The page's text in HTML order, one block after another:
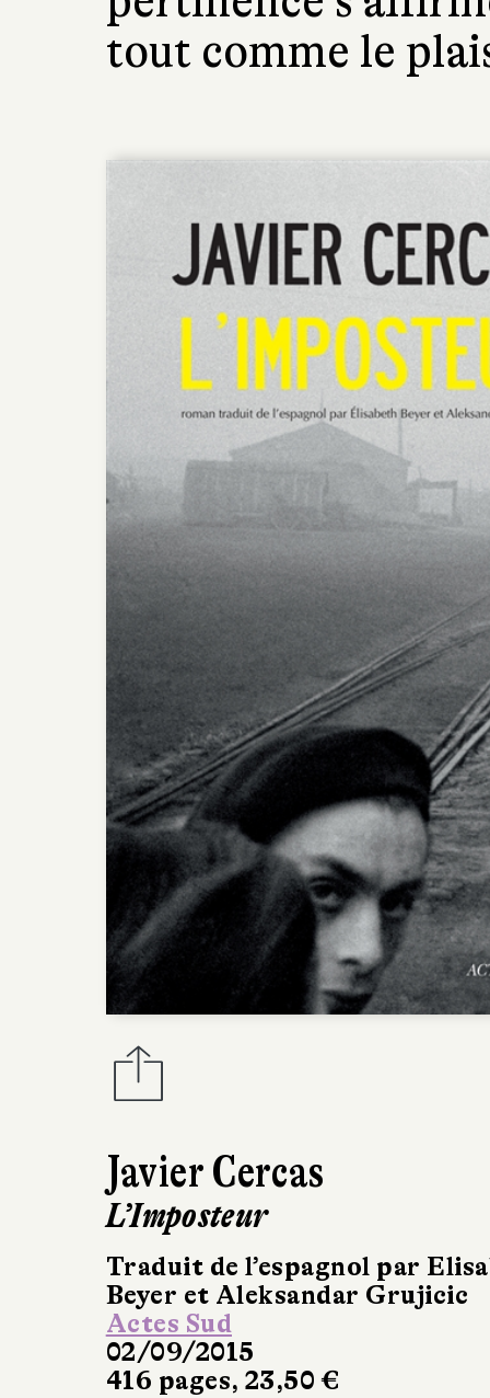
Javier Cercas
L’Imposteur
Traduit de l’espagnol par
Beyer et Aleksandar Grujicic
Actes Sud
02/09/2015
416 pages, 23,50 €
tout comme le